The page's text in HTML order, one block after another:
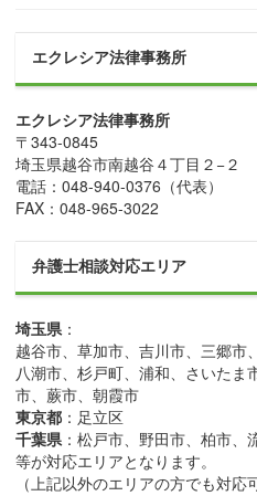
エクレシア法律事務所
エクレシア法律事務所
〒343-0845
埼玉県越谷市南越谷４丁目２−２
電話：048-940-0376 （代表）
FAX：048-965-3022
弁護士相談対応エリア
埼玉県：
越谷市、草加市、吉川市、三郷市
八潮市、杉戸町、浦和、さいたま
市、蕨市、朝霞市
東京都 ：足立区
千葉県：松戸市、野田市、柏市、
等が対応エリアとなります。
（上記以外のエリアの方でも対応